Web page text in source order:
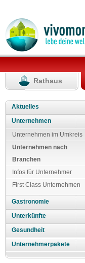
Rathaus
Aktuelles
Unternehmen
Unternehmen im Umkreis
Unternehmen nach
Branchen
Infos für Unternehmer
First Class Unternehmen
Gastronomie
Unterkünfte
Gesundheit
Unternehmerpakete